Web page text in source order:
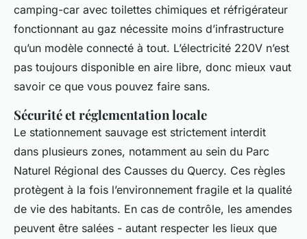
camping-car avec toilettes chimiques et réfrigérateur
fonctionnant au gaz nécessite moins d’infrastructure
qu’un modèle connecté à tout. L’électricité 220V n’est
pas toujours disponible en aire libre, donc mieux vaut
savoir ce que vous pouvez faire sans.
Sécurité et réglementation locale
Le stationnement sauvage est strictement interdit
dans plusieurs zones, notamment au sein du Parc
Naturel Régional des Causses du Quercy. Ces règles
protègent à la fois l’environnement fragile et la qualité
de vie des habitants. En cas de contrôle, les amendes
peuvent être salées - autant respecter les lieux que